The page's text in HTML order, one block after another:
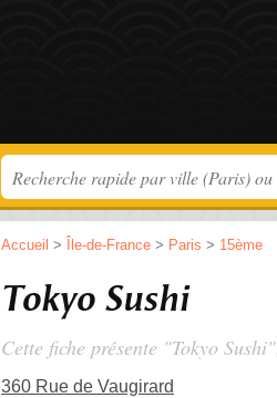
Accueil > Île-de-France > Paris > 15ème
Tokyo Sushi
Cette fiche présente "Tokyo
360 Rue de Vaugirard